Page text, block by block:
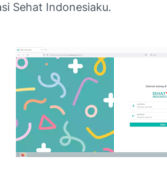
Sehat Indonesiaku.